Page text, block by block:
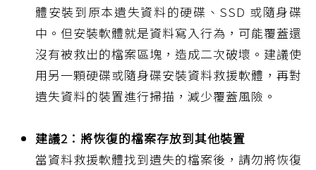
體安裝到原本遺失資料的硬碟、SSD 或隨身碟
中。但安裝軟體就是資料寫入行為，可能覆蓋還
沒有被救出的檔案區塊，造成二次破壞。建議使
用另一顆硬碟或隨身碟安裝資料救援軟體，再對
遺失資料的裝置進行掃描，減少覆蓋風險。
建議2：將恢復的檔案存放到其他裝置
當資料救援軟體找到遺失的檔案後，請勿將恢復